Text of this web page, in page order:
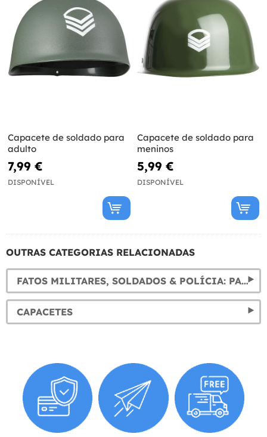
Capacete de soldado para
adulto
7,99 €
DISPONÍVEL
Capacete de soldado para
meninos
5,99 €
DISPONÍVEL
OUTRAS CATEGORIAS RELACIONADAS
FATOS MILITARES, SOLDADOS & POLÍCIA: PARA CARNAVAL E DISFARCES
CAPACETES